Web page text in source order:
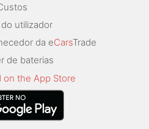
utilizador
da eCarsTrade
de baterias